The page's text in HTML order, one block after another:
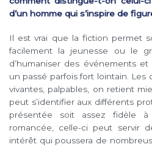
d’un homme qui s’inspire de
Il est vrai que la fiction permet
facilement la jeunesse ou le
d’humaniser des événements
un passé parfois fort lointain. Les
vivantes, palpables, on retient
peut s’identifier aux différents
présentée soit assez fidèle
romancée, celle-ci peut servir
intérêt qui poussera de